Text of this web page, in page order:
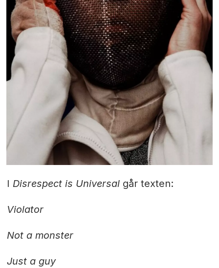
I Disrespect is Universalgår texten:
Violator
Not a monster
Just a guy